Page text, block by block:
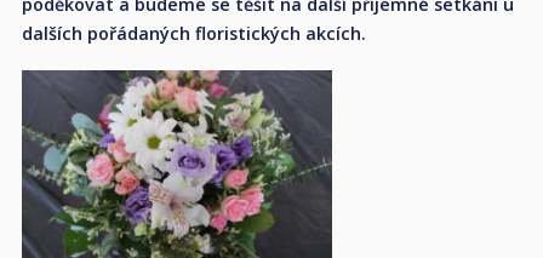
dalších pořádaných floristických akcích.